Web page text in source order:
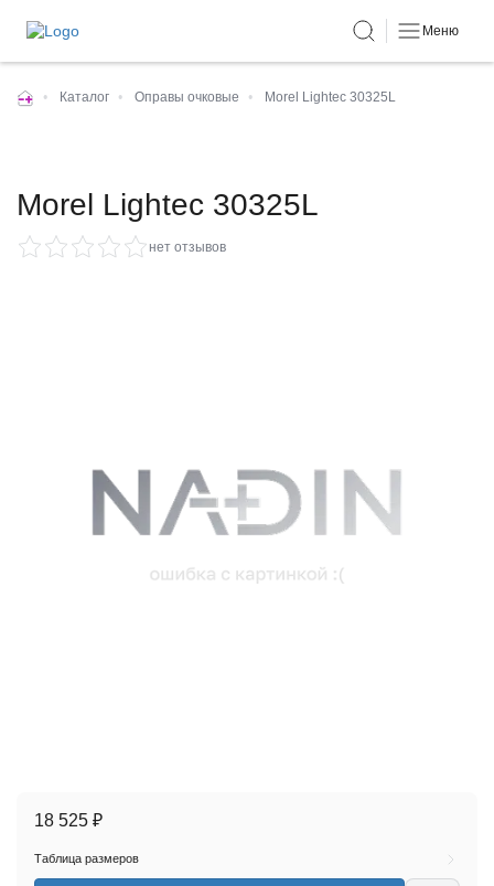
Меню
• Каталог • Оправы очковые • Morel Lightec 30325L
Morel Lightec 30325L
нет отзывов
18 525 ₽
Таблица размеров